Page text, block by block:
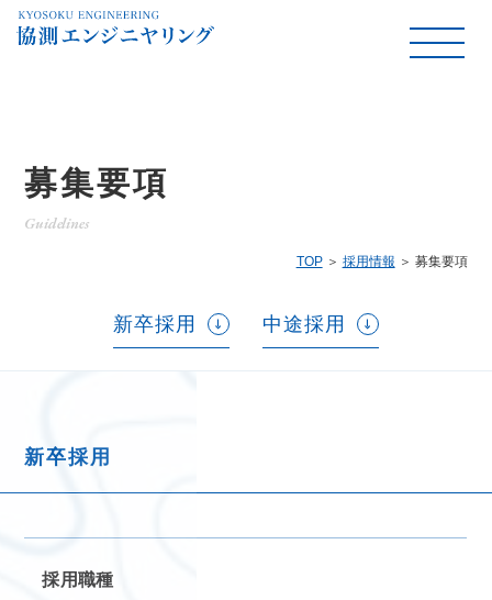
募集要項
Guidelines
TOP 採用情報 募集要項
新卒採用 中途採用
新卒採用
採用職種